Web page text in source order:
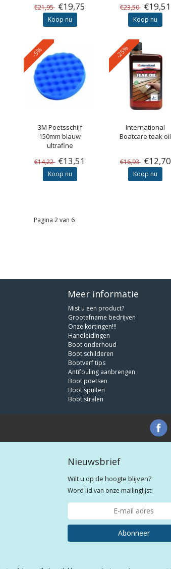
€21,95 €19,75
Koop nu
€23,50 €19,51
Koop nu
-5%
3M Poetsschijf
150mm blauw
ultrafine
€14,22 €13,51
Koop nu
-25%
International
Boatcare teak oil
€16,93 €12,70
Koop nu
Pagina 2 van 6
Meer informatie
Mist u een product?
Grootafname bedrijven
Onze kortingen!!!
Handleidingen
Boot onderhoud
Boot schilderen
Bootverf tips
Antifouling aanbrengen
Boot poetsen
Boot spuiten
Boot stralen
Nieuwsbrief
Wilt u op de hoogte blijven?
Word lid van onze mailinglijst:
Abonneer